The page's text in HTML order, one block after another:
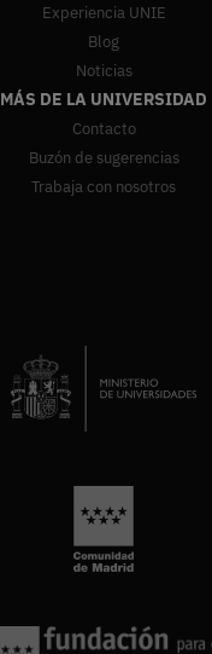
Experiencia UNIE
Blog
Noticias
MÁS DE LA UNIVERSIDAD
Contacto
Buzón de sugerencias
Trabaja con nosotros